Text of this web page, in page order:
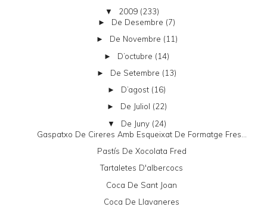
▼ 2009 (233)
► De Desembre (7)
► De Novembre (11)
► D’octubre (14)
► De Setembre (13)
► D’agost (16)
► De Juliol (22)
▼ De Juny (24)
Gaspatxo De Cireres Amb Esqueixat De Formatge Fres...
Pastís De Xocolata Fred
Tartaletes D'albercocs
Coca De Sant Joan
Coca De Llavaneres